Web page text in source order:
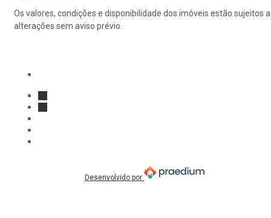
Os valores, condições e disponibilidade dos imóveis estão sujeitos a
alterações sem aviso prévio.
Desenvolvido por